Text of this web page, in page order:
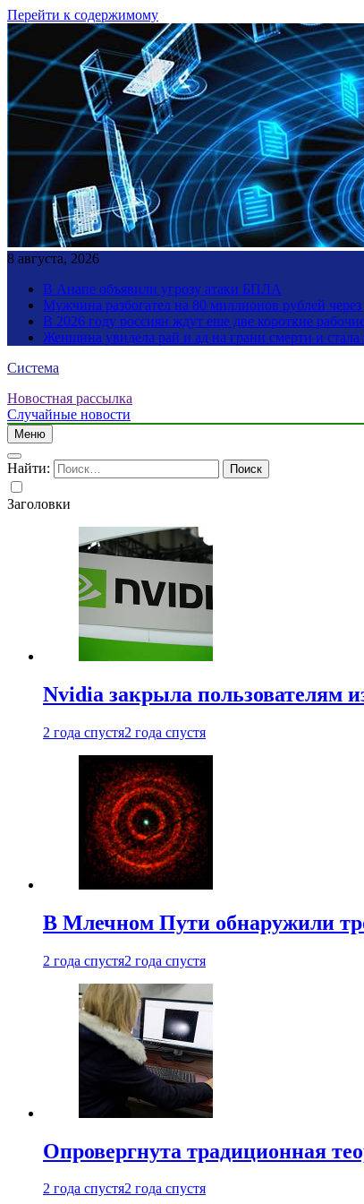
Перейти к содержимому
8 августа, 2026
В Анапе объявили угрозу атаки БПЛА
Мужчина разбогател на 80 миллионов рублей
В 2026 году россиян ждут еще две короткие
Женщина увидела рай и ад на грани смерти и
Система
Новостная рассылка
Случайные новости
Меню
Найти:
Заголовки
Nvidia закрыла пользователям
2 года спустя2 года спустя
В Млечном Пути обнаружили
2 года спустя2 года спустя
Опровергнута традиционная
2 года спустя2 года спустя